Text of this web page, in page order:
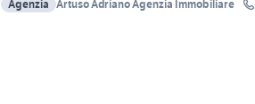
Agenzia Artuso Adriano Agenzia Immobiliare